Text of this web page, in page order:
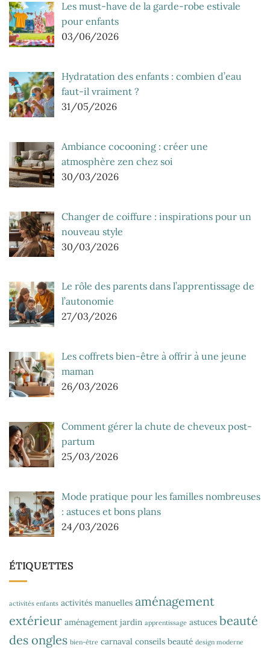
Les must-have de la garde-robe estivale
pour enfants
03/06/2026
Hydratation des enfants : combien d’eau
faut-il vraiment ?
31/05/2026
Ambiance cocooning : créer une
atmosphère zen chez soi
30/03/2026
Changer de coiffure : inspirations pour un
nouveau style
30/03/2026
Le rôle des parents dans l’apprentissage de
l’autonomie
27/03/2026
Les coffrets bien-être à offrir à une jeune
maman
26/03/2026
Comment gérer la chute de cheveux post-
partum
25/03/2026
Mode pratique pour les familles nombreuses
: astuces et bons plans
24/03/2026
ÉTIQUETTES
activités enfants activités manuelles aménagement
extérieur aménagement jardin apprentissage astuces beauté
des ongles bien-être carnaval conseils beauté design moderne